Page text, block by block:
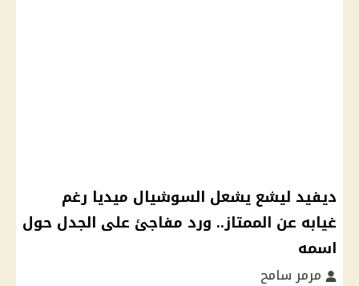
ديفيد ليشع يشعل السوشيال ميديا رغم
غيابه عن الممتاز.. ورد مفاجئ على الجدل حول
اسمه
مرمر سامح